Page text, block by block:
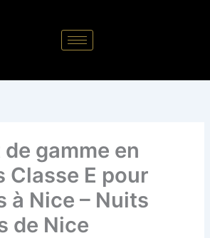
gamme en
Classe E pour
à Nice – Nuits
de Nice